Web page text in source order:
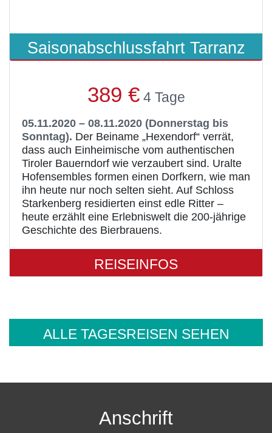
Saisonabschlussfahrt Tarranz
389 €4 Tage
05.11.2020 – 08.11.2020 (Donnerstag bis
Sonntag). Der Beiname „Hexendorf“ verrät,
dass auch Einheimische vom authentischen
Tiroler Bauerndorf wie verzaubert sind. Uralte
Hofensembles formen einen Dorfkern, wie man
ihn heute nur noch selten sieht. Auf Schloss
Starkenberg residierten einst edle Ritter –
heute erzählt eine Erlebniswelt die 200-jährige
Geschichte des Bierbrauens.
REISEINFOS
ALLE TAGESREISEN SEHEN
Anschrift